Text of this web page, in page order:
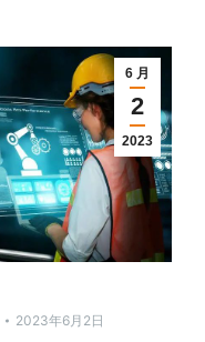
6 月
2
2023
2023年6月2日